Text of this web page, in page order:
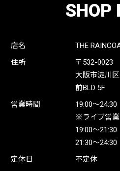
SHOP
店名
THE
住所
〒532-0023
大阪市淀川
前BLD 5F
営業時間
19:00〜24:30
※ライブ営
19:00〜21:30
21:30〜24:30
定休日
不定休